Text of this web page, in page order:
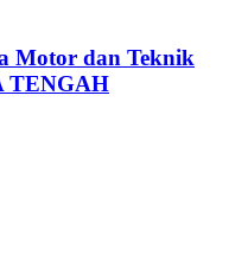
Motor dan Teknik
TENGAH